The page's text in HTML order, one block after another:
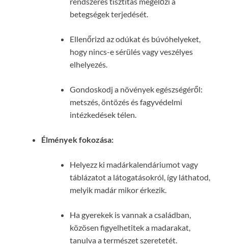
betegségek terjedését.
Ellenőrizd az odúkat és búvóhelyeket,
hogy nincs-e sérülés vagy veszélyes
elhelyezés.
Gondoskodj a növények egészségéről:
metszés, öntözés és fagyvédelmi
intézkedések télen.
Élmények fokozása:
Helyezz ki madárkalendáriumot vagy
táblázatot a látogatásokról, így láthatod,
melyik madár mikor érkezik.
Ha gyerekek is vannak a családban,
közösen figyelhetitek a madarakat,
tanulva a természet szeretetét.